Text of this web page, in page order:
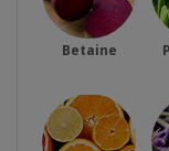
Betaine